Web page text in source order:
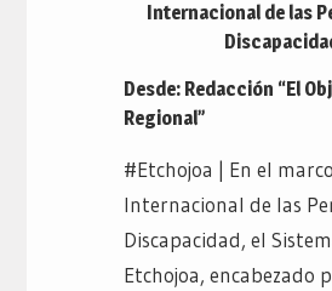
Internacional de las
Desde: Redacción “El
Regional”
#Etchojoa | En el
Internacional de las
Discapacidad, el
Etchojoa, encabezado